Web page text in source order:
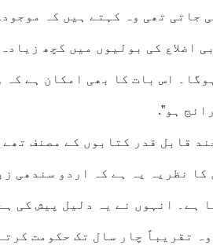
جاتی تھی وہ کہتے ہیں کہ موجودہ
اضلاع کی بولیوں میں کچھ زیادہ
اس بات کا بھی امکان ہے کہ
ہو”.
قابل قدر کتابوں کے مصنف تھے
نظریہ یہ ہے کہ اردو سندھی
ہے۔ انہوں نے یہ دلیل پیش کی ہے
تقریباً چار سال تک حکومت